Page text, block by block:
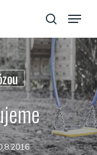
search
Menu
Close
Menu